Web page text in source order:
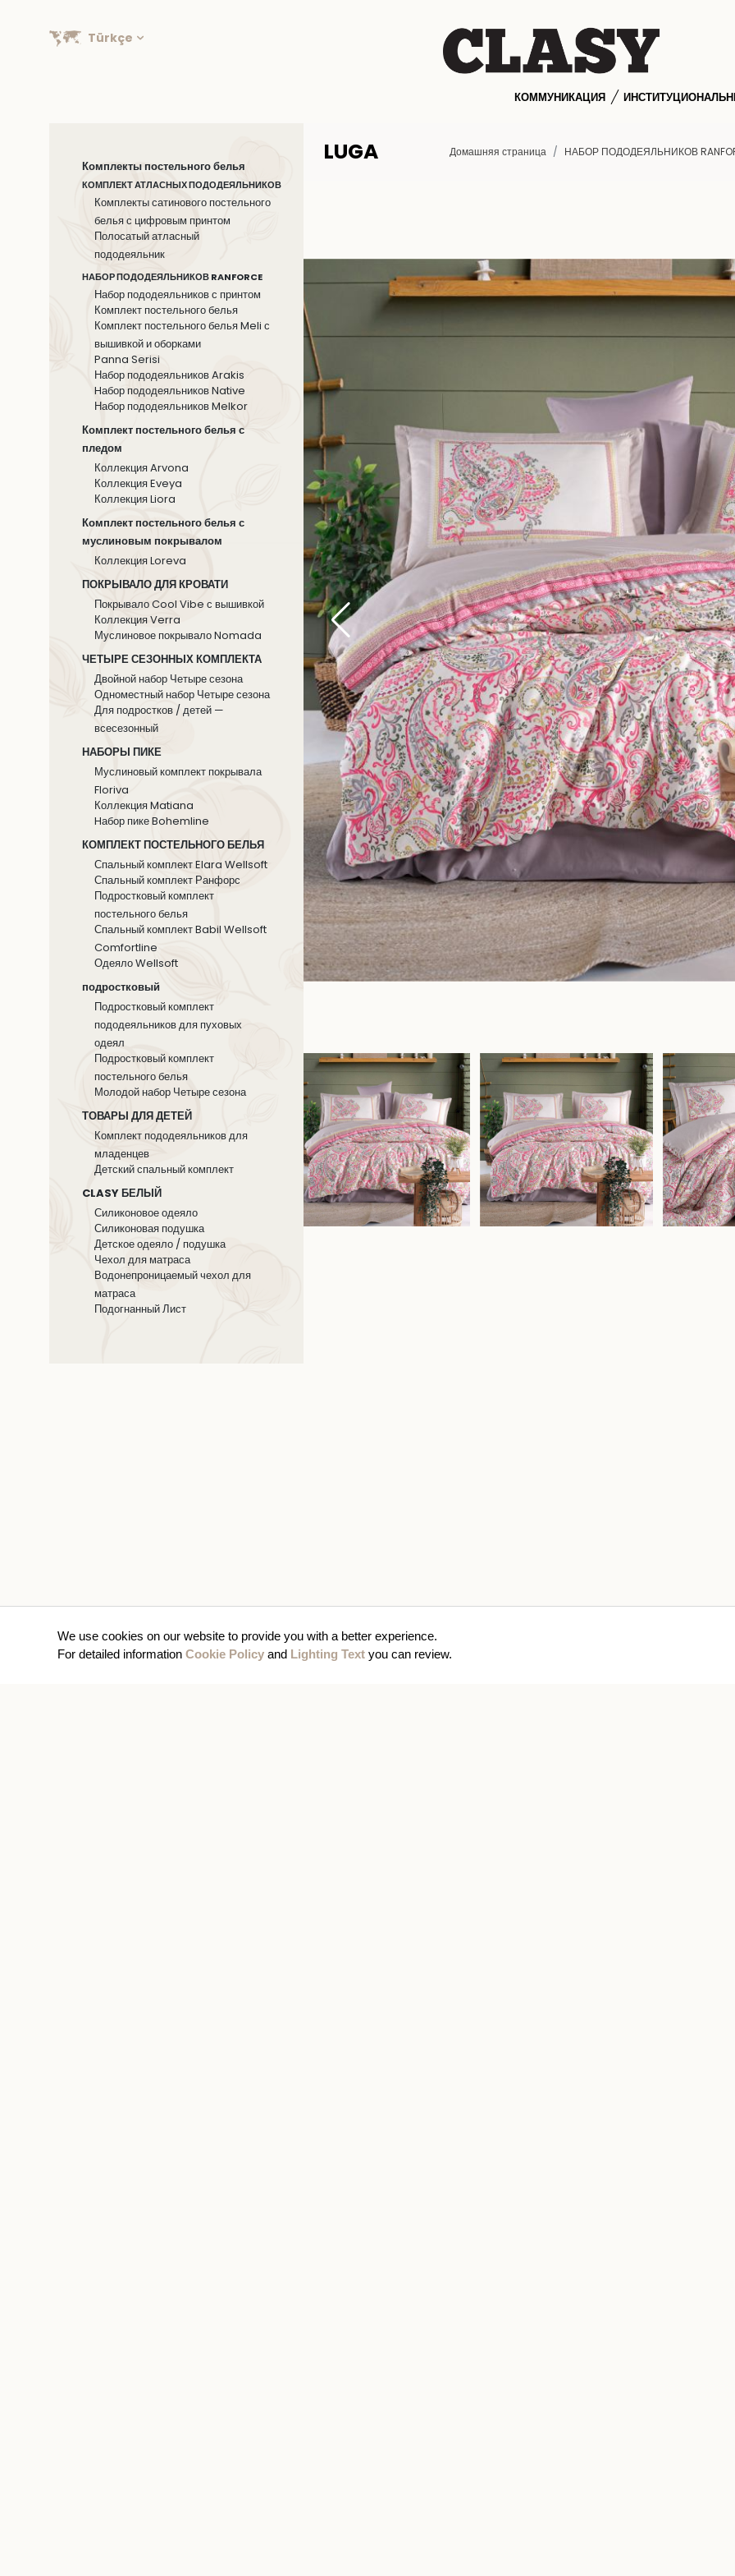
We use cookies on our website to provide you with a better experience.
For detailed information Cookie Policy and Lighting Text you can review.
Türkçe
КОММУНИКАЦИЯ
Комплекты постельного белья
КОМПЛЕКТ АТЛАСНЫХ ПОДОДЕЯЛЬНИКОВ
Комплекты сатинового постельного
белья с цифровым принтом
Полосатый атласный
пододеяльник
НАБОР ПОДОДЕЯЛЬНИКОВ RANFORCE
Набор пододеяльников с принтом
Комплект постельного белья
Комплект постельного белья Meli с
вышивкой и оборками
Panna Serisi
Набор пододеяльников Arakis
Hабор пододеяльников Native
Набор пододеяльников Melkor
Комплект постельного белья с
пледом
Коллекция Arvona
Коллекция Eveya
Коллекция Liora
Комплект постельного белья с
муслиновым покрывалом
Коллекция Loreva
ПОКРЫВАЛО ДЛЯ КРОВАТИ
Покрывало Cool Vibe с вышивкой
Коллекция Verra
Муслиновое покрывало Nomada
ЧЕТЫРЕ СЕЗОННЫХ КОМПЛЕКТА
Двойной набор Четыре сезона
Одноместный набор Четыре сезона
Для подростков / детей —
всесезонный
НАБОРЫ ПИКЕ
Муслиновый комплект покрывала
Floriva
Коллекция Matiana
Hабор пике Bohemline
КОМПЛЕКТ ПОСТЕЛЬНОГО БЕЛЬЯ
Спальный комплект Elara Wellsoft
Спальный комплект Ранфорс
Подростковый комплект
постельного белья
Спальный комплект Babil Wellsoft
Comfortline
Одеяло Wellsoft
подростковый
Подростковый комплект
пододеяльников для пуховых
одеял
Подростковый комплект
постельного белья
Молодой набор Четыре сезона
ТОВАРЫ ДЛЯ ДЕТЕЙ
Комплект пододеяльников для
младенцев
Детский спальный комплект
CLASY БЕЛЫЙ
Силиконовое одеяло
Силиконовая подушка
Детское одеяло / подушка
Чехол для матраса
Водонепроницаемый чехол для
матраса
Подогнанный Лист
LUGA Домашняя страница НАБОР ПОДОДЕЯЛЬНИКОВ